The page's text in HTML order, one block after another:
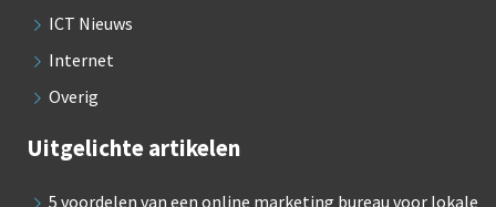
ICT Nieuws
Internet
Overig
Uitgelichte artikelen
5 voordelen van een online marketing bureau voor lokale